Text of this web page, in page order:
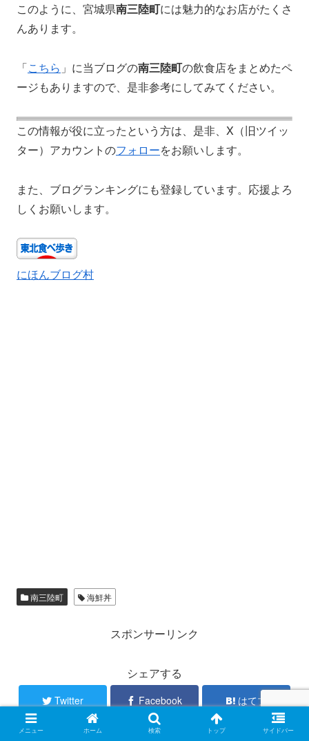
このように、宮城県南三陸町には魅力的なお店がたくさ
んあります。
「こちら 」に当ブログの南三陸町の飲食店をまとめたペ
ージもありますので、是非参考にしてみてください。
この情報が役に立ったという方は、是非、X（旧ツイッ
ター）アカウントのフォローをお願いします。
また、ブログランキングにも登録しています。応援よろ
しくお願いします。
にほんブログ村
南三陸町 海鮮丼
スポンサーリンク
シェアする
Twitter Facebook はてブ
Pocket LINE コピー
メニュー ホーム 検索 トップ サイドバー